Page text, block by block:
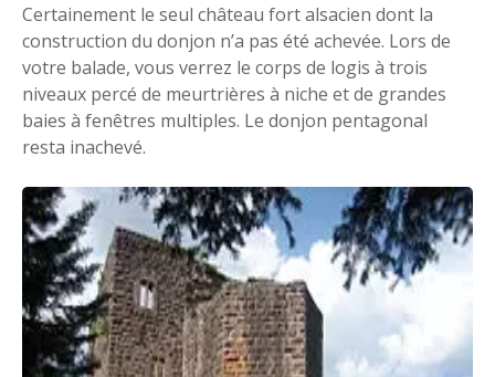
Certainement le seul château fort alsacien dont la
construction du donjon n’a pas été achevée. Lors de
votre balade, vous verrez le corps de logis à trois
niveaux percé de meurtrières à niche et de grandes
baies à fenêtres multiples. Le donjon pentagonal
resta inachevé.